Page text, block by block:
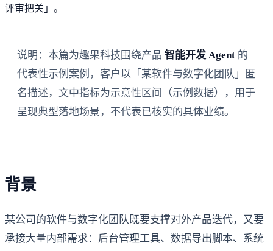
评审把关」。
说明：本篇为趣果科技围绕产品智能开发 Agent 的
代表性示例案例，客户以「某软件与数字化团队」匿
名描述，文中指标为示意性区间（示例数据），用于
呈现典型落地场景，不代表已核实的具体业绩。
背景
某公司的软件与数字化团队既要支撑对外产品迭代，又要
承接大量内部需求：后台管理工具、数据导出脚本、系统